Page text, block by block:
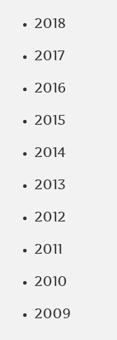
2018
2017
2016
2015
2014
2013
2012
2011
2010
2009